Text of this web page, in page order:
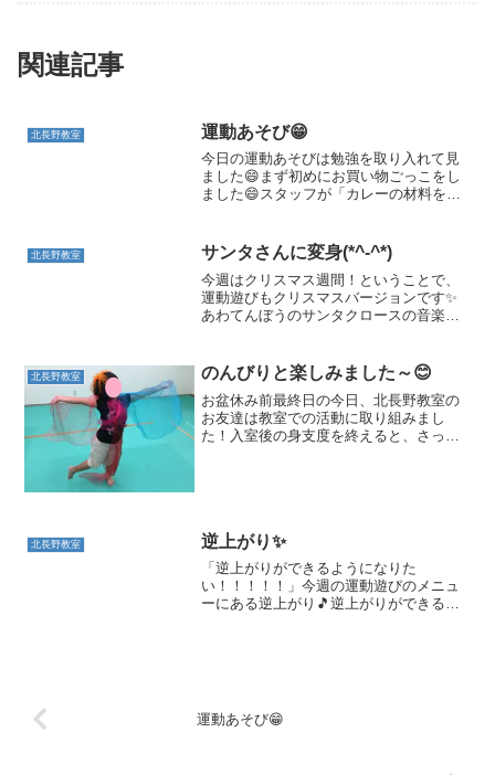
関連記事
北長野教室 運動あそび😁
今日の運動あそびは勉強を取り入れて見
ました😄まず初めにお買い物ごっこをし
ました😄スタッフが「カレーの材料を買
ます。」と言われお金を払う練習をしま
した😊最初は戸惑っていた...
北長野教室 サンタさんに変身(*^-^*)
今週はクリスマス週間！ということで、
運動遊びもクリスマスバージョンです✨
あわてんぼうのサンタクロースの音楽を
へ！！初めてやるお友だちも周りのお友
だちの動きをみて真似っこ...
北長野教室 のんびりと楽しみました～😊
お盆休み前最終日の今日、北長野教室の
お友達は教室での活動に取り組みまし
た！入室後の身支度を終えると、さっそ
北長野教室 逆上がり✨
「逆上がりができるようになりた
い！！！！！」今週の運動遊びのメニュ
ーにある逆上がり🎵逆上がりができるよ
運動あそび😁